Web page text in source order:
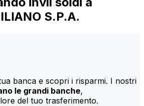
S.P.A.
banca e scopri i risparmi. I nostri
le grandi banche,
del tuo trasferimento.